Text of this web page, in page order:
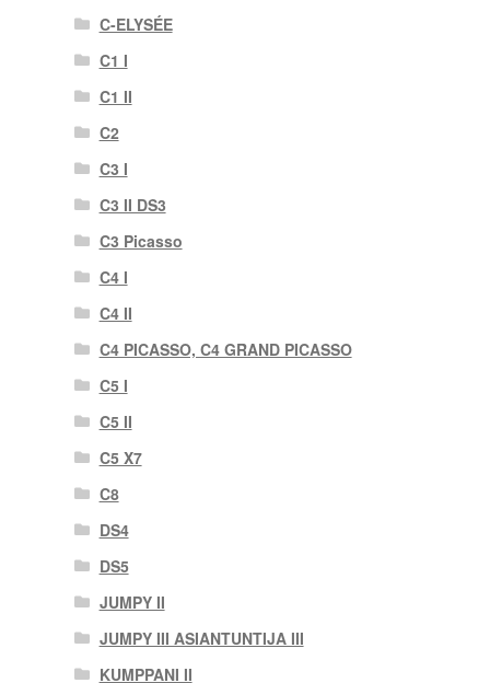
C-ELYSÉE
C1 I
C1 II
C2
C3 I
C3 II DS3
C3 Picasso
C4 I
C4 II
C4 PICASSO, C4 GRAND PICASSO
C5 I
C5 II
C5 X7
C8
DS4
DS5
JUMPY II
JUMPY III ASIANTUNTIJA III
KUMPPANI II